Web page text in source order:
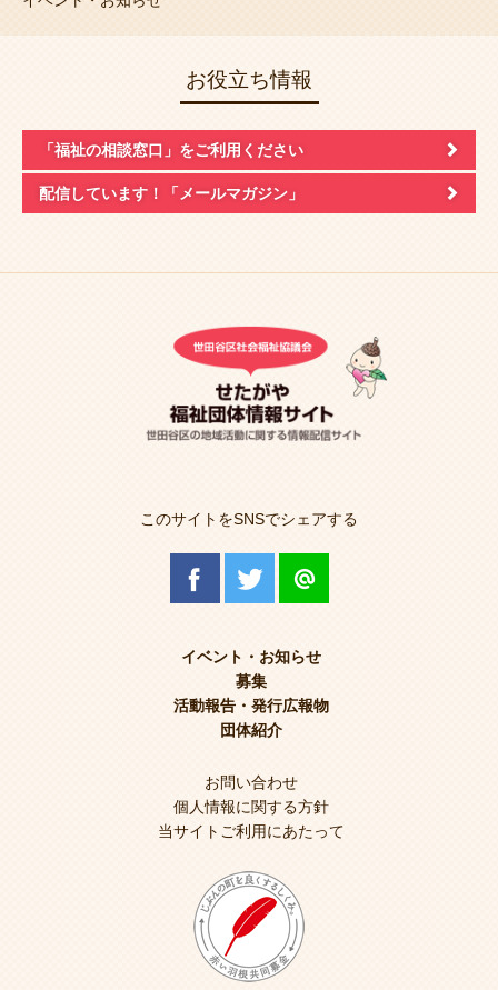
お役立ち情報
「福祉の相談窓口」 をご利用ください
配信しています！ 「メールマガジン」
このサイトをSNSでシェアする
イベント・お知らせ
募集
活動報告・発行広報物
団体紹介
お問い合わせ
個人情報に関する方針
当サイトご利用にあたって